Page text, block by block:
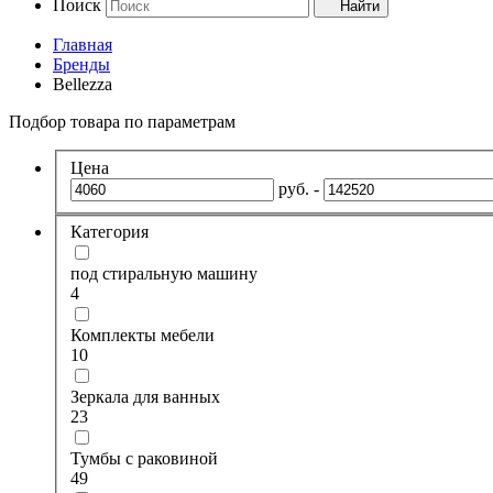
Поиск Найти
Главная
Бренды
Bellezza
Подбор товара по параметрам
Цена
руб. -
Категория
под стиральную машину
4
Комплекты мебели
10
Зеркала для ванных
23
Тумбы с раковиной
49